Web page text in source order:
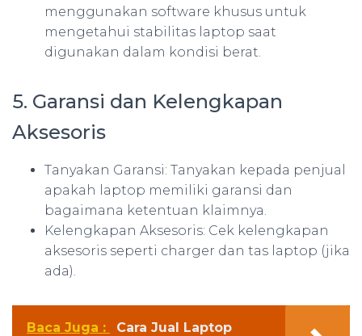
menggunakan software khusus untuk
mengetahui stabilitas laptop saat
digunakan dalam kondisi berat.
5. Garansi dan Kelengkapan
Aksesoris
Tanyakan Garansi: Tanyakan kepada penjual
apakah laptop memiliki garansi dan
bagaimana ketentuan klaimnya.
Kelengkapan Aksesoris: Cek kelengkapan
aksesoris seperti charger dan tas laptop (jika
ada).
Baca Juga :
Cara Jual Laptop